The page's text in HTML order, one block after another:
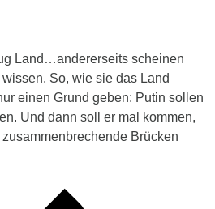
Land…andererseits scheinen
So, wie sie das Land
einen Grund geben: Putin sollen
Und dann soll er mal kommen,
Brücken